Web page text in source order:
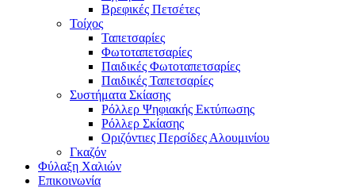
Βρεφικές Πετσέτες
Τοίχος
Ταπετσαρίες
Φωτοταπετσαρίες
Παιδικές Φωτοταπετσαρίες
Παιδικές Ταπετσαρίες
Συστήματα Σκίασης
Ρόλλερ Ψηφιακής Εκτύπωσης
Ρόλλερ Σκίασης
Οριζόντιες Περσίδες Αλουμινίου
Γκαζόν
Φύλαξη Χαλιών
Επικοινωνία